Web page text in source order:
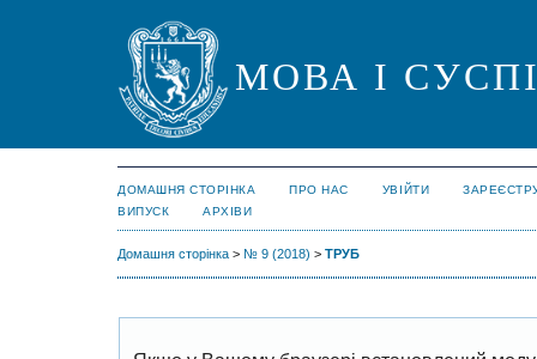
МОВА І
ДОМАШНЯ СТОРІНКА ПРО НАС УВІЙТИ
ВИПУСК
АРХІВИ
Домашня сторінка > № 9 (2018) > ТРУБ